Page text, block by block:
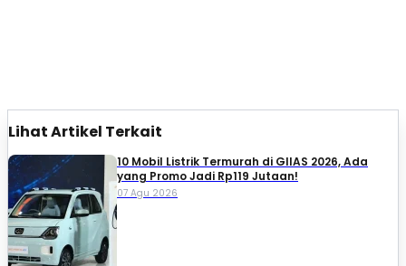
Lihat Artikel Terkait
10 Mobil Listrik Termurah di GIIAS 2026, Ada
yang Promo Jadi Rp119 Jutaan!
07 Agu 2026